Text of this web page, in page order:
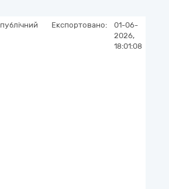
публічний Експортовано:
01-06-
2026,
18:01:08